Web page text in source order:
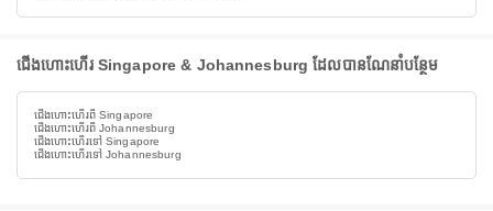
ជើងហោះហើរ Singapore & Johannesburg ដែលបានណែនាំបន្ថែម
ជើងហោះហើរពី Singapore
ជើងហោះហើរពី Johannesburg
ជើងហោះហើរទៅ Singapore
ជើងហោះហើរទៅ Johannesburg